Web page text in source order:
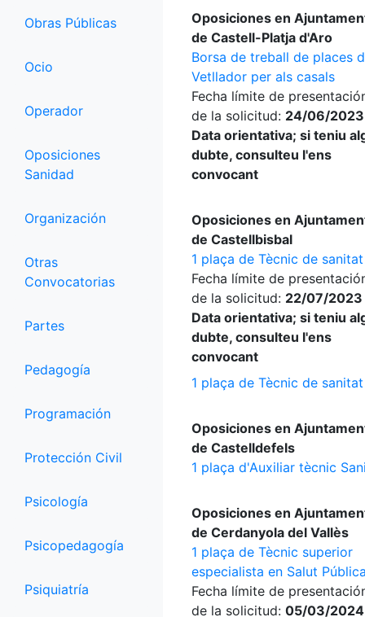
Obras Públicas
Ocio
Operador
Oposiciones
Sanidad
Organización
Otras
Convocatorias
Partes
Pedagogía
Programación
Protección Civil
Psicología
Psicopedagogía
Psiquiatría
Oposiciones en
de Castell-Platja d'Aro
Borsa de treball de places
Vetllador per als casals
Fecha límite de
de la solicitud: 24/06/
Data orientativa; si teniu
dubte, consulteu l'ens
convocant
Oposiciones en
de Castellbisbal
1 plaça de Tècnic de sanitat
Fecha límite de
de la solicitud: 22/07/
Data orientativa; si teniu
dubte, consulteu l'ens
convocant
1 plaça de Tècnic de sanitat
Oposiciones en
de Castelldefels
1 plaça d'Auxiliar tècnic
Oposiciones en
de Cerdanyola del Vallès
1 plaça de Tècnic superior
especialista en Salut
Fecha límite de
de la solicitud: 05/03/2024